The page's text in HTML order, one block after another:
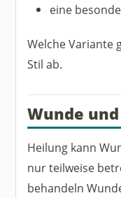
eine
Welche Variante
Stil ab.
Wunde
Heilung kann
nur teilweise
behandeln